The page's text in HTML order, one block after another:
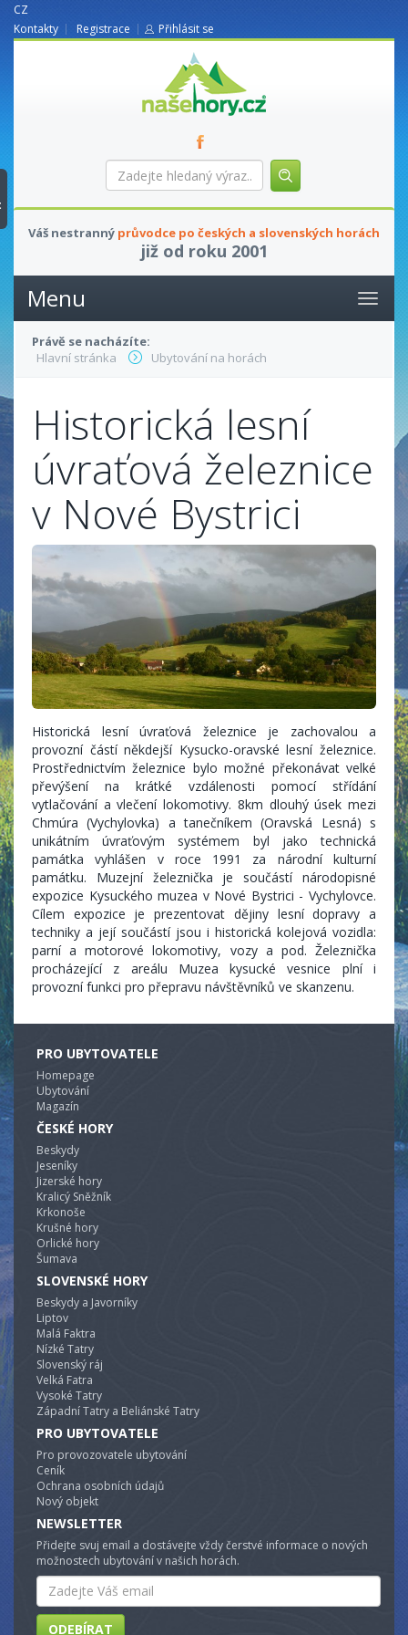
CZ
Kontakty
Registrace Přihlásit se
nasehory.cz
Zadejte
hledaný
Váš nestranný průvodce po českých a slovenských horách
již od roku 2001
Menu
Právě se nacházíte:
Hlavní stránka
Ubytování na horách
Historická lesní
úvraťová železnice
v Nové Bystrici
Historická lesní úvraťová železnice je zachovalou a
provozní částí někdejší Kysucko-oravské lesní železnice.
Prostřednictvím železnice bylo možné překonávat velké
převýšení na krátké vzdálenosti pomocí střídání
vytlačování a vlečení lokomotivy. 8km dlouhý úsek mezi
Chmúra (Vychylovka) a tanečníkem (Oravská Lesná) s
unikátním úvraťovým systémem byl jako technická
památka vyhlášen v roce 1991 za národní kulturní
památku. Muzejní železnička je součástí národopisné
expozice Kysuckého muzea v Nové Bystrici - Vychylovce.
Cílem expozice je prezentovat dějiny lesní dopravy a
techniky a její součástí jsou i historická kolejová vozidla:
parní a motorové lokomotivy, vozy a pod. Železnička
procházející z areálu Muzea kysucké vesnice plní i
provozní funkci pro přepravu návštěvníků ve skanzenu.
PRO UBYTOVATELE
Homepage
Ubytování
Magazín
ČESKÉ HORY
Beskydy
Jeseníky
Jizerské hory
Kralicý Sněžník
Krkonoše
Krušné hory
Orlické hory
Šumava
SLOVENSKÉ HORY
Beskydy a Javorníky
Liptov
Malá Faktra
Nízké Tatry
Slovenský ráj
Velká Fatra
Vysoké Tatry
Západní Tatry a Beliánské Tatry
PRO UBYTOVATELE
Pro provozovatele ubytování
Ceník
Ochrana osobních údajů
Nový objekt
NEWSLETTER
Přidejte svuj email a dostávejte vždy čerstvé informace o nových
možnostech ubytování v našich horách.
Email
ODEBÍRAT